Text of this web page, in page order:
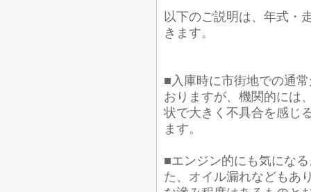
以下のご説明は、年式・
きます。
■入庫時に市街地での通
おりますが、機関的には
状で大きく不具合を感じ
ます。
■エンジン的にも気にな
た、オイル漏れなどもあ